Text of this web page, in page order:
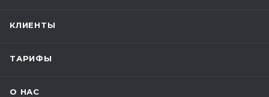
КЛИЕНТЫ
ТАРИФЫ
О НАС